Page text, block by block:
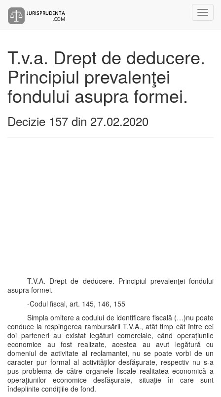
T.v.a. Drept de deducere.
Principiul prevalenţei
fondului asupra formei.
Decizie 157 din 27.02.2020
T.V.A. Drept de deducere. Principiul prevalenţei fondului
asupra formei.
-Codul fiscal, art. 145, 146, 155
Simpla omitere a codului de identificare fiscală (…)nu poate
conduce la respingerea rambursării T.V.A., atât timp cât între cei
doi parteneri au existat legături comerciale, când operațiunile
economice au fost realizate, acestea au avut legătură cu
domeniul de activitate al reclamantei, nu se poate vorbi de un
caracter pur formal al activităților desfășurate, respectiv nu s-a
pus problema de către organele fiscale realitatea economică a
operațiunilor economice desfășurate, situație în care sunt
îndeplinite condițiile de fond.